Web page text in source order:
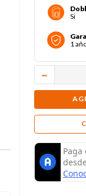
Si
1
－